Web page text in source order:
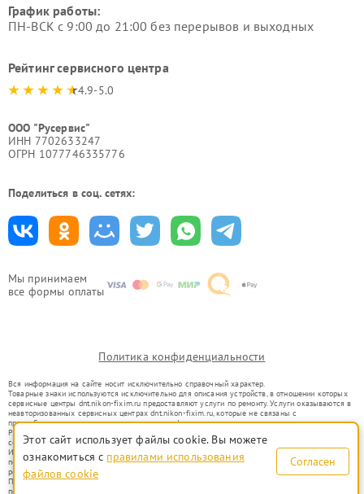
Мы принимаем
все формы оплаты
График работы:
ПН-ВСК с 9:00 до 21:00 без перерывов и выходных
Рейтинг сервисного центра
4.9-5.0
ООО "Русервис"
ИНН 7702633247
ОГРН 1077746335776
Поделиться в соц. сетях:
Политика конфиденциальности
Вся информация на сайте носит исключительно справочный характер.
Товарные знаки используются исключительно для описания устройств, в отношении которых
сервисные центры dnt.nikon-fixim.ru предоставляют услуги по ремонту. Услуги оказываются в
неавторизованных сервисных центрах dnt.nikon-fixim.ru, которые не связаны с
правообладателями товарных знаков или их официальными представителями.
Ремонт осуществляется для устройств, уже введенных в гражданский оборот в соответствии
со статьей 1487 ГК РФ.
Использование товарных знаков не преследует цели индивидуализации услуг или введения
потребителей в заблуждение, а служит для информирования о предоставляемых услугах по
ремонту техники указанных брендов.
Представленная на сайте информация не является публичной офертой, определяемой
положениями Статьи 437(2) Гражданского кодекса РФ
Этот сайт использует файлы cookie. Вы можете
ознакомиться с правилами использования
файлов cookie
Согласен